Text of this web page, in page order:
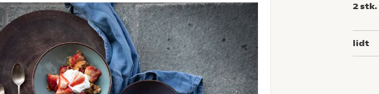
2stk.
lidt